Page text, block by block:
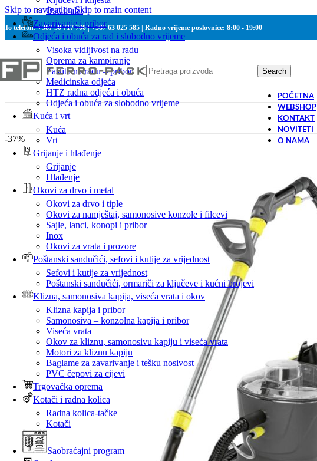
Skip to navigationSkip to main content
telefon: +387 30 717 700 | +387 63 025 585 | Radno vrijeme poslovnice: 8:00 - 19:00
Search
Ostali alat
Zavarivanje i pribor
Odjeća i obuća za rad i slobodno vrijeme
Visoka vidljivost na radu
Oprema za kampiranje
Zaštita na radu – pribor
Medicinska odjeća
HTZ radna odjeća i obuća
Odjeća i obuća za slobodno vrijeme
Kuća i vrt
Kuća
Vrt
Grijanje i hlađenje
Grijanje
Hlađenje
Okovi za drvo i metal
Okovi za drvo i tiple
Okovi za namještaj, samonosive konzole i filcevi
Sajle, lanci, konopi i pribor
Inox
Okovi za vrata i prozore
Poštanski sandučići, sefovi i kutije za vrijednost
Sefovi i kutije za vrijednost
Poštanski sandučići, ormariči za ključeve i kućni brojevi
Klizna, samonosiva kapija, viseća vrata i okov
Klizna kapija i pribor
Samonosiva – konzolna kapija i pribor
Viseća vrata
Okov za kliznu, samonosivu kapiju i viseća vrata
Motori za kliznu kapiju
Baglame za zavarivanje i tešku nosivost
PVC čepovi za cijevi
Trgovačka oprema
Kotači i radna kolica
Radna kolica-tačke
Kotači
Saobraćajni program
POČETNA
WEBSHOP
KONTAKT
NOVITETI
O NAMA
-37%